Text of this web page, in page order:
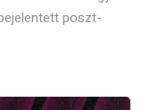
poszt-